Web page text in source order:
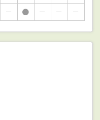
－ ● － － －